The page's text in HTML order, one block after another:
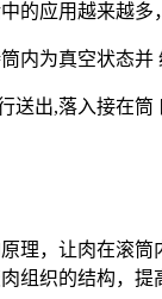
的应用越来越
内为真空状态并
送出,落入接在筒
理，让肉在滚
肉组织的结构，提